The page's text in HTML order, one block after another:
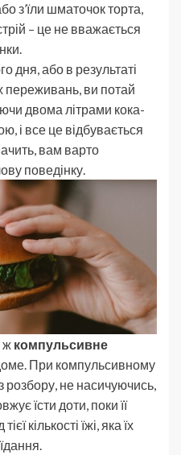
з’їли шматочок торта,
– це не вважається
дня, або в результаті
переживань, ви потай
двома літрами кока-
і все це відбувається
вам варто
поведінку.
ж компульсивне
При компульсивному
розбору, не насичуючись,
їсти доти, поки її
кількості їжі, яка їх